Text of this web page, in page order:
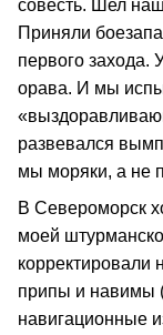
совесть. Шел
Приняли
первого захода.
орава. И мы
развевался
мы моряки, а не
В Североморск
моей
корректировали
припы и навимы
навигационные